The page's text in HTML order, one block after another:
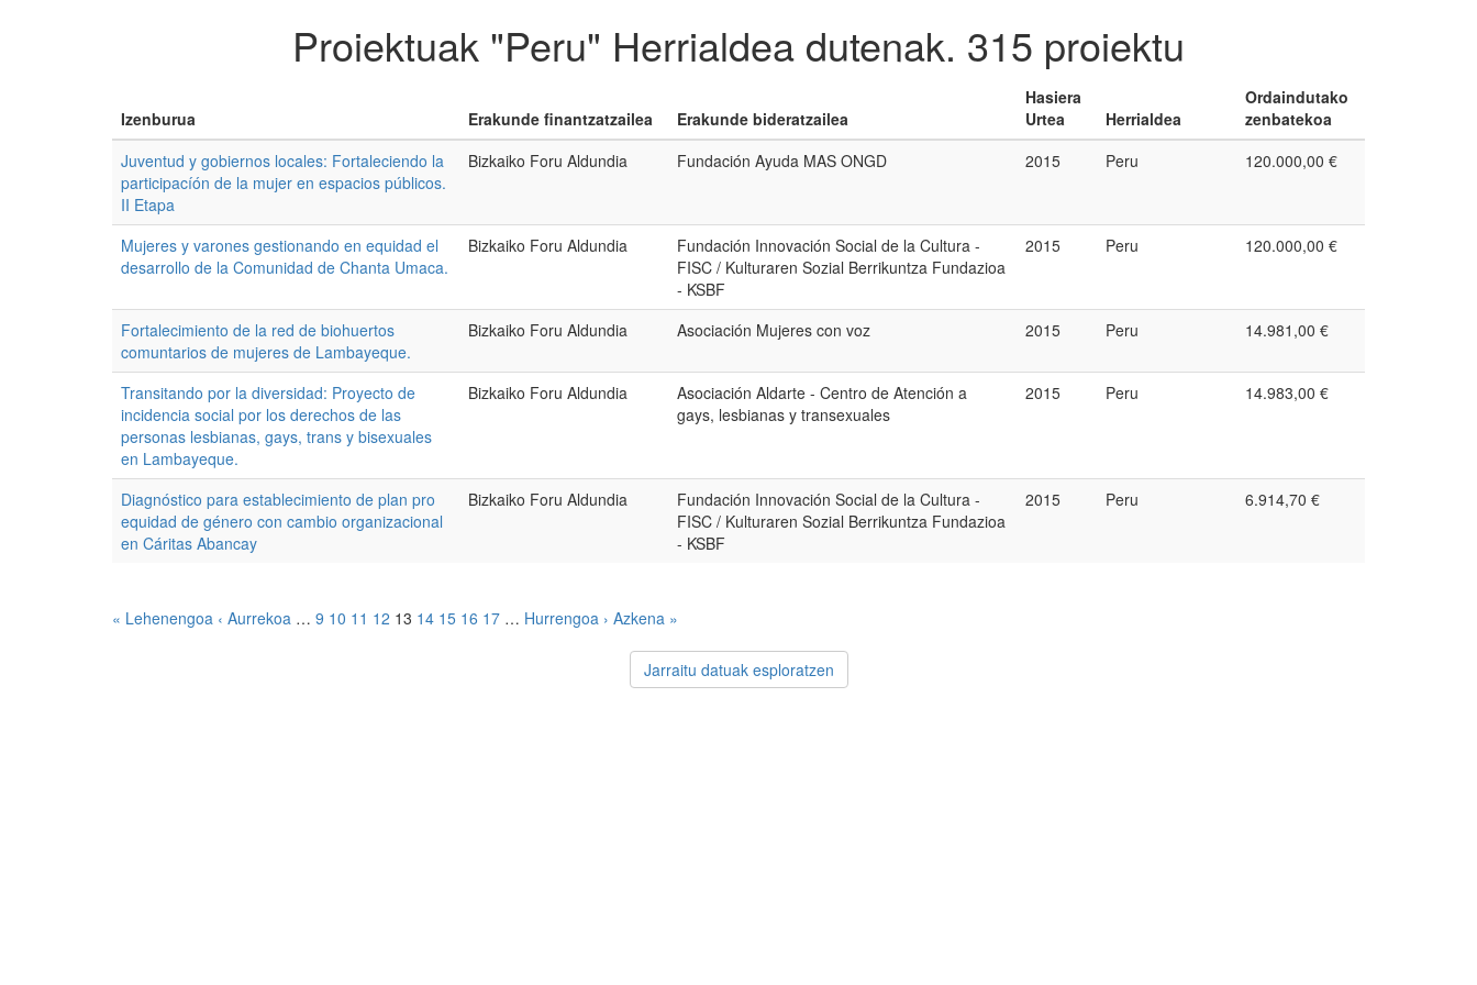
Proiektuak "Peru" Herrialdea dutenak. 315 proiektu
Izenburua Erakunde finantzatzailea Erakunde bideratzailea
Hasiera
Urtea
Herrialdea
Ordaindutako
zenbatekoa
Juventud y gobiernos locales: Fortaleciendo la
participacíón de la mujer en espacios públicos.
II Etapa
Bizkaiko Foru Aldundia Fundación Ayuda MAS ONGD 2015 Peru 120.000,00 €
Mujeres y varones gestionando en equidad el
desarrollo de la Comunidad de Chanta Umaca.
Bizkaiko Foru Aldundia
Fundación Innovación Social de la Cultura -
FISC / Kulturaren Sozial Berrikuntza Fundazioa
- KSBF
2015 Peru 120.000,00 €
Fortalecimiento de la red de biohuertos
comuntarios de mujeres de Lambayeque.
Bizkaiko Foru Aldundia Asociación Mujeres con voz 2015 Peru 14.981,00 €
Transitando por la diversidad: Proyecto de
incidencia social por los derechos de las
personas lesbianas, gays, trans y bisexuales
en Lambayeque.
Bizkaiko Foru Aldundia
Asociación Aldarte - Centro de Atención a
gays, lesbianas y transexuales
2015 Peru 14.983,00 €
Diagnóstico para establecimiento de plan pro
equidad de género con cambio organizacional
en Cáritas Abancay
Bizkaiko Foru Aldundia
Fundación Innovación Social de la Cultura -
FISC / Kulturaren Sozial Berrikuntza Fundazioa
- KSBF
2015 Peru 6.914,70 €
« Lehenengoa ‹ Aurrekoa … 9 10 11 12 13 14 15 16 17 … Hurrengoa › Azkena »
Jarraitu datuak esploratzen